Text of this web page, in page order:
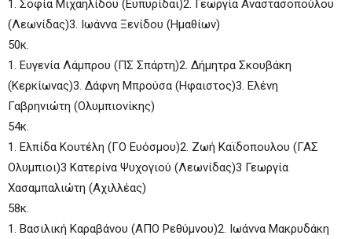
1. Σοφία Μιχαηλίδου (Ευπυρίδαι)2. Γεωργία Αναστασοπούλου
(Λεωνίδας)3. Ιωάννα Ξενίδου (Ημαθίων)
50κ.
1. Ευγενία Λάμπρου (ΠΣ Σπάρτη)2. Δήμητρα Σκουβάκη
(Κερκίωνας)3. Δάφνη Μπρούσα (Ηφαιστος)3. Ελένη
Γαβρηνιώτη (Ολυμπιονίκης)
54κ.
1. Ελπίδα Κουτέλη (ΓΟ Ευόσμου)2. Ζωή Καϊδοπουλου (ΓΑΣ
Ολυμπιοι)3 Κατερίνα Ψυχογιού (Λεωνίδας)3 Γεωργία
Χασαμπαλιώτη (Αχιλλέας)
58κ.
1. Βασιλική Καραβάνου (ΑΠΟ Ρεθύμνου)2. Ιωάννα Μακρυδάκη